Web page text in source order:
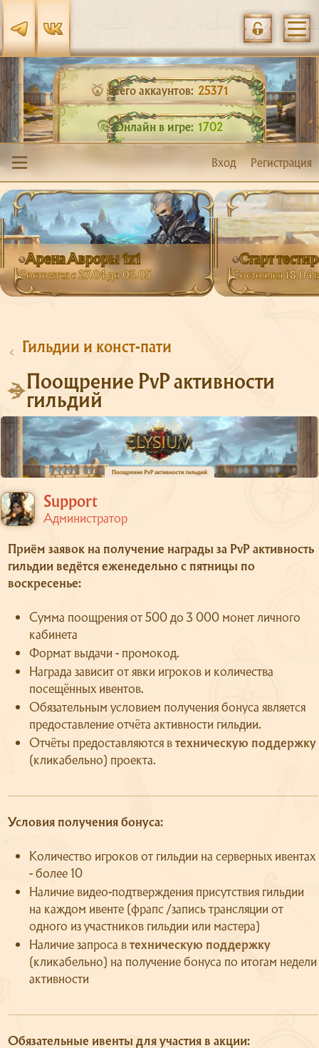
Форум
О сервере
Всего аккаунтов: 25371
Онлайн в игре: 1702
Вход Регистрация
Арена Авроры 1х1
Состоится с 27.04 до 03.05
Старт
Состоялся 18.04
Гильдии и конст-пати
Поощрение PvP активности
гильдий
Support
Администратор
Приём заявок на получение награды за PvP активность
гильдии ведётся еженедельно с пятницы по
воскресенье:
Сумма поощрения от 500 до 3 000 монет личного
кабинета
Формат выдачи - промокод.
Награда зависит от явки игроков и количества
посещённых ивентов.
Обязательным условием получения бонуса является
предоставление отчёта активности гильдии.
Отчёты предоставляются втехническую поддержку
(кликабельно) проекта.
Условия получения бонуса:
Количество игроков от гильдии на серверных ивентах
- более 10
Наличие видео-подтверждения присутствия гильдии
на каждом ивенте (фрапс /запись трансляции от
одного из участников гильдии или мастера)
Наличие запроса втехническую поддержку
(кликабельно) на получение бонуса по итогам недели
активности
Обязательные ивенты для участия в акции: